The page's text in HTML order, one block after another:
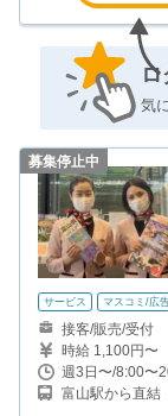
気
募集停止中
サービス マスコミ/広
接客/販売/受付
時給 1,100円〜
週3日〜/8:00〜
富山駅から直結